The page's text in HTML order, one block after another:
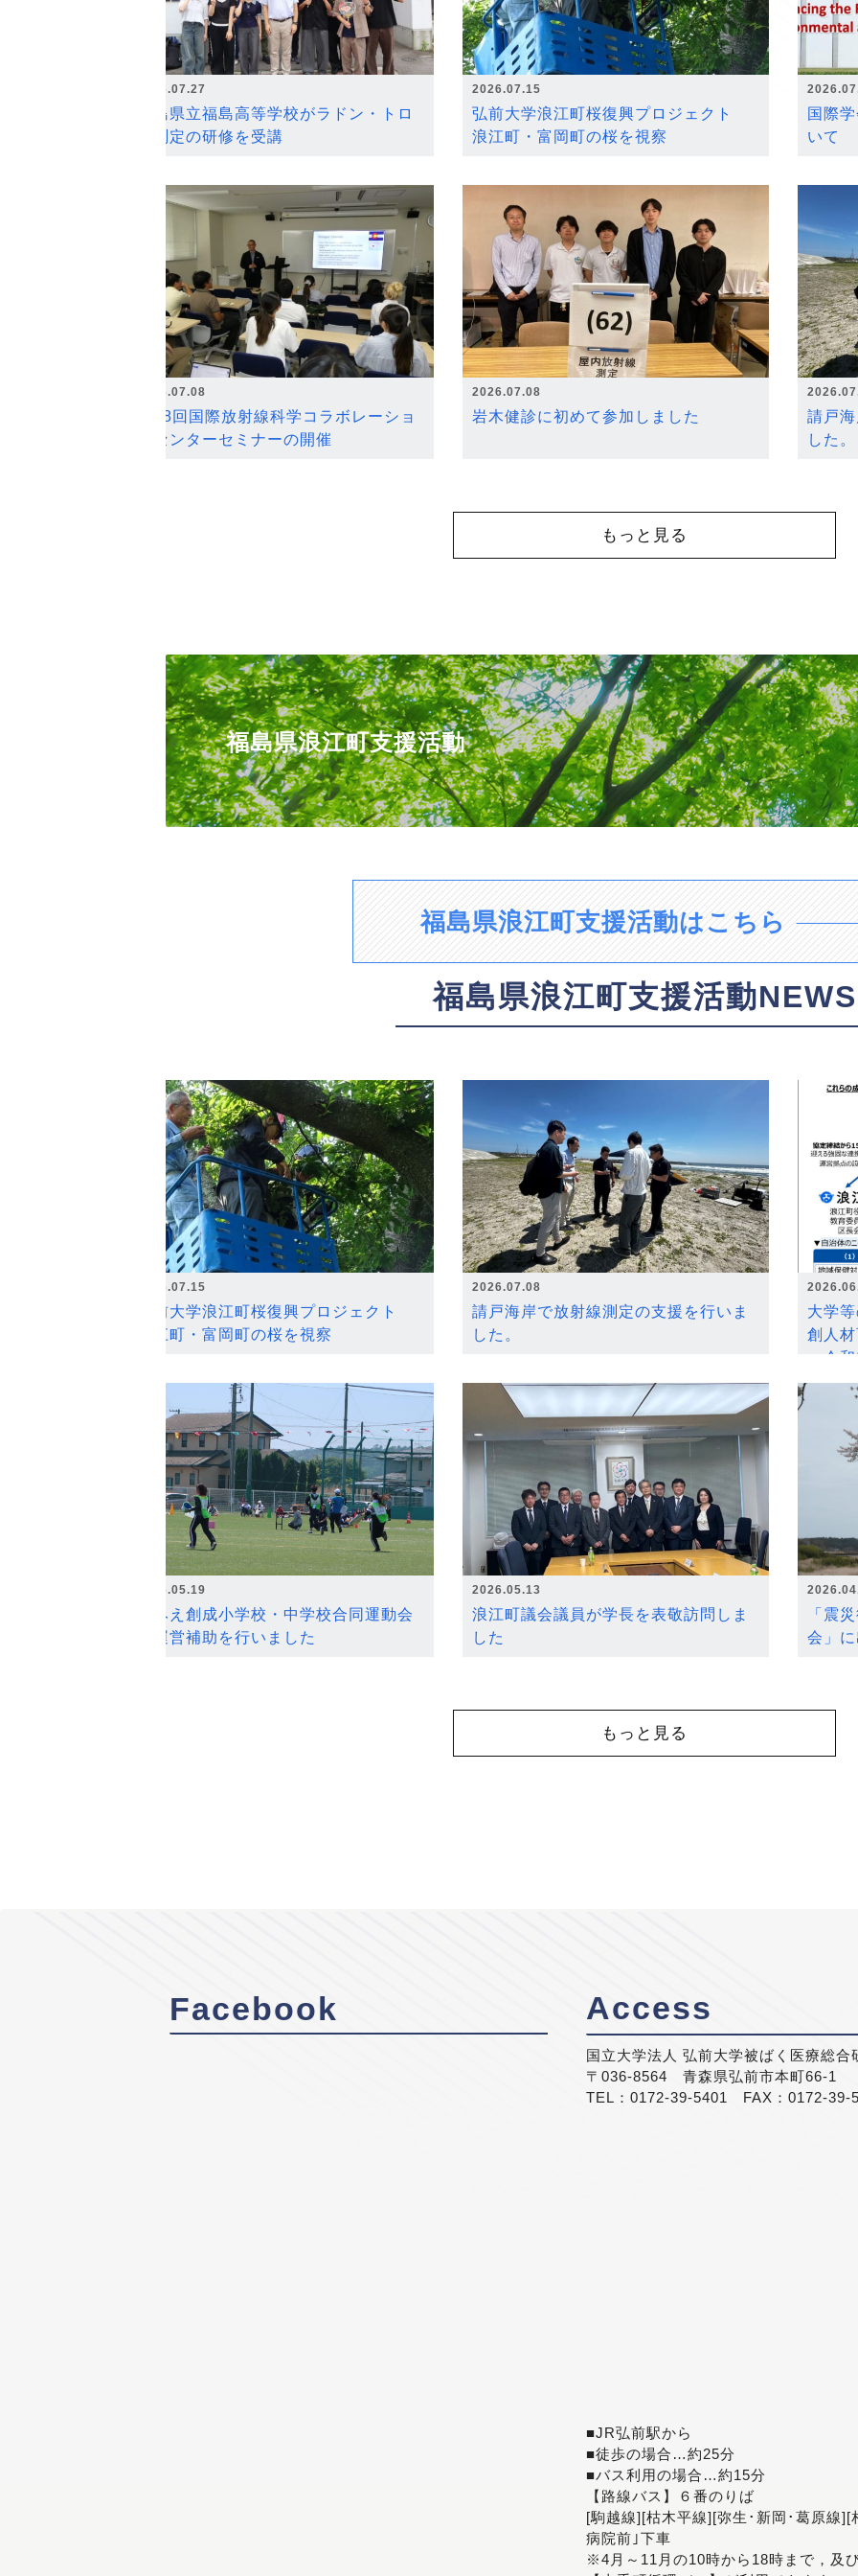
2026.07.27
福島県立福島高等学校がラドン・トロ
ン測定の研修を受講
2026.07.15
弘前大学浪江町桜復興プロジェクト
浪江町・富岡町の桜を視察
国際
いて
2026.07.08
第18回国際放射線科学コラボレーショ
ンセンターセミナーの開催
2026.07.08
岩木健診に初めて参加しました
請戸
した。
もっと見る
福島県浪江町支援活動
福島県浪江町支援活動はこちら
福島県浪江町支援活動NEWS
2026.07.15
弘前大学浪江町桜復興プロジェクト
浪江町・富岡町の桜を視察
2026.07.08
請戸海岸で放射線測定の支援を行いま
した。
大学
創人
～令
2026.05.19
なみえ創成小学校・中学校合同運動会
の運営補助を行いました
2026.05.13
浪江町議会議員が学長を表敬訪問しま
した
「震
会」
もっと見る
Facebook Access
国立大学法人 弘前大学被ばく医療総合
〒036-8564 青森県弘前市本町66-1
TEL：0172-39-5401 FAX：0172-39-
■JR弘前駅から
■徒歩の場合…約25分
■バス利用の場合…約15分
【路線バス】６番のりば
[駒越線][枯木平線][弥生･新岡･葛原線
病院前｣下車
※4月～11月の10時から18時まで，及